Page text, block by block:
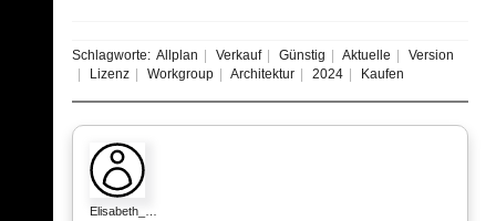
Schlagworte: Allplan Verkauf Günstig Aktuelle
Version
Lizenz
Workgroup Architektur 2024 Kaufen
Elisabeth_…